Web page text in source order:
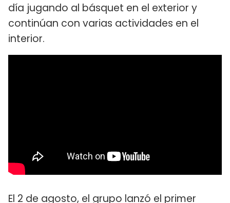
día jugando al básquet en el exterior y
continúan con varias actividades en el
interior.
El 2 de agosto, el grupo lanzó el primer